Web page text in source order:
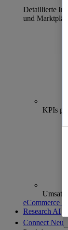
Detaillierte
und
KPIs
eCommerce
Research AI
Connect Neu